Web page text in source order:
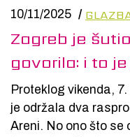
10/11/2025 /
Zagreb je
govorila: i to
Proteklog vikenda,
je održala dva
Areni. No ono što se